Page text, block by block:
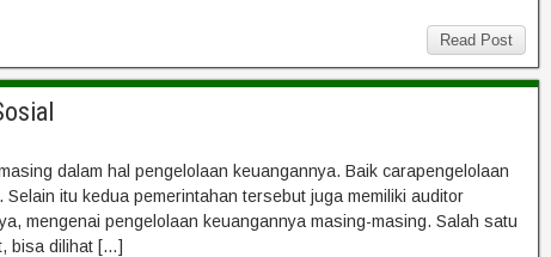
Read Post
dalam hal pengelolaan keuangannya. Baik carapengelolaan
itu kedua pemerintahan tersebut juga memiliki auditor
mengenai pengelolaan keuangannya masing-masing. Salah satu
bisa dilihat […]